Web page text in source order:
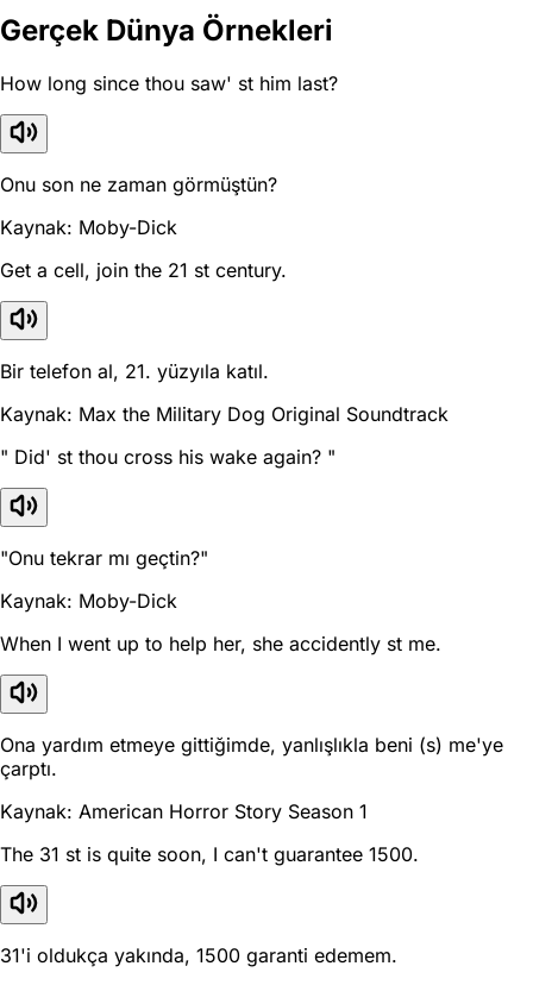
Gerçek Dünya Örnekleri
How long since thou saw' st him last?
Onu son ne zaman görmüştün?
Kaynak: Moby-Dick
Get a cell, join the 21 st century.
Bir telefon al, 21. yüzyıla katıl.
Kaynak: Max the Military Dog Original Soundtrack
" Did' st thou cross his wake again? "
"Onu tekrar mı geçtin?"
Kaynak: Moby-Dick
When I went up to help her, she accidently st me.
Ona yardım etmeye gittiğimde, yanlışlıkla beni (s) me'ye
çarptı.
Kaynak: American Horror Story Season 1
The 31 st is quite soon, I can't guarantee 1500.
31'i oldukça yakında, 1500 garanti edemem.